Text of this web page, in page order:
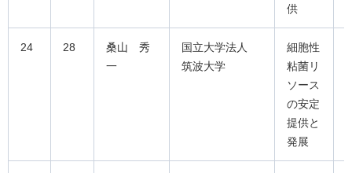
供
24 28
桑山 秀
一
国立大学法人
筑波大学
細胞性
粘菌リ
ソース
の安定
提供と
発展